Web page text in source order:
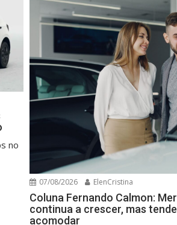
no
07/08/2026 ElenCristina
Coluna Fernando Calmon:
continua a crescer, mas
acomodar